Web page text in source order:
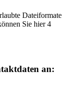
Dateiformate
Sie hier 4
an: